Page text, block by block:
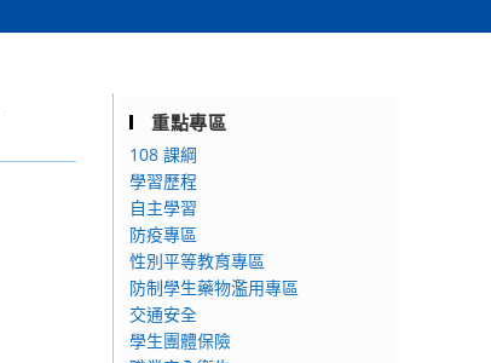
重點專區
108 課綱
學習歷程
自主學習
防疫專區
性別平等教育專區
防制學生藥物濫用專區
交通安全
學生團體保險